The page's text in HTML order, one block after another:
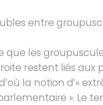
entre
que les
restent liés aux
la notion d’«
». Le